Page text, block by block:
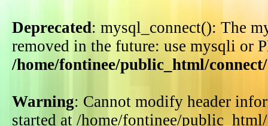
Deprecated: mysql_connect(): The
removed in the future: use mysqli or
/home/fontinee/public_html/
Warning: Cannot modify header
started at /home/fontinee/